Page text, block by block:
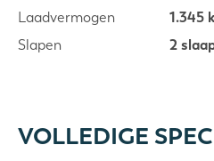
Laadvermogen
1.345
Slapen
2
VOLLEDIGE